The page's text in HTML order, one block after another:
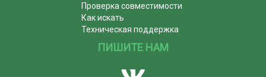
Проверка совместимости
Как искать
Техническая поддержка
ПИШИТЕ НАМ